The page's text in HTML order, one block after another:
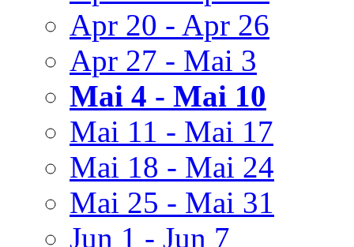
Apr 20 - Apr 26
Apr 27 - Mai 3
Mai 4 - Mai 10
Mai 11 - Mai 17
Mai 18 - Mai 24
Mai 25 - Mai 31
Jun 1 - Jun 7